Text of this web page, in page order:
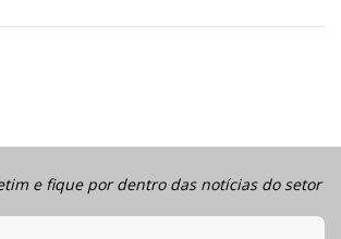
e fique por dentro das notícias do setor